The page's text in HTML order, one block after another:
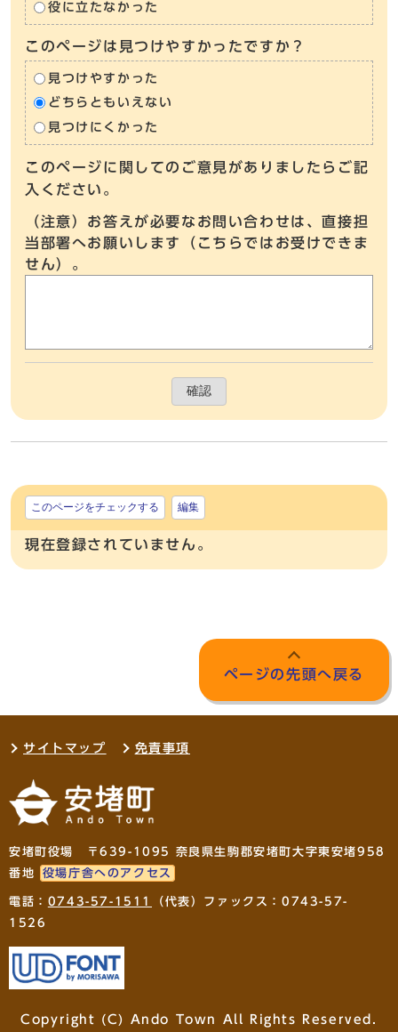
役に立たなかった
このページは見つけやすかったですか？
見つけやすかった
どちらともいえない
見つけにくかった
このページに関してのご意見がありましたらご記
入ください。
（注意）お答えが必要なお問い合わせは、直接担
当部署へお願いします（こちらではお受けできま
せん）。
確認
このページをチェックする 編集
現在登録されていません。
ページの先頭へ戻る
サイトマップ 免責事項
安堵町役場 〒639-1095 奈良県生駒郡安堵町大字東安堵958
番地
役場庁舎へのアクセス
電話： 0743-57-1511
（代表）ファックス：0743-57-
1526
Copyright (C) Ando Town All Rights Reserved.